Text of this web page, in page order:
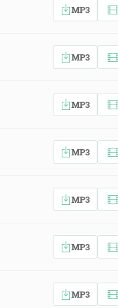
MP3
MP3
MP3
MP3
MP3
MP3
MP3